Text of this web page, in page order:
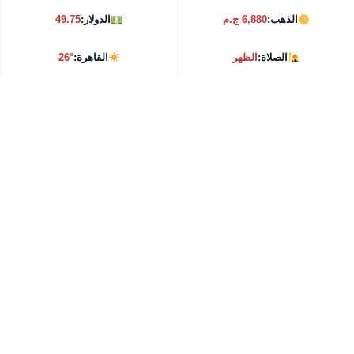
الذهب:6,880 ج.م الدولار:49.75
الصلاة:الظهر القاهرة:26°